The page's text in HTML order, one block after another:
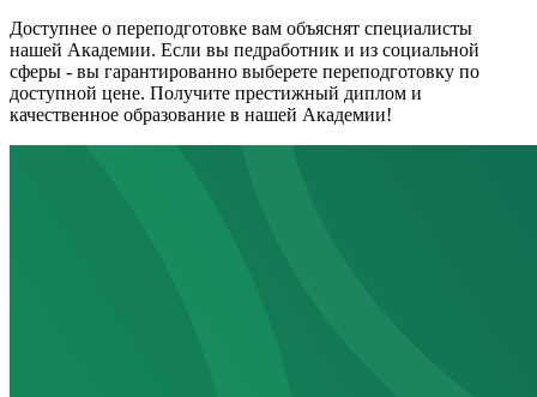
Доступнее о переподготовке вам объяснят специалисты
нашей Академии. Если вы педработник и из социальной
сферы - вы гарантированно выберете переподготовку по
доступной цене. Получите престижный диплом и
качественное образование в нашей Академии!